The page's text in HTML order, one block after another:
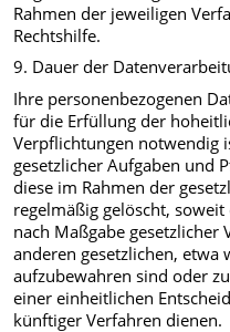
Rahmen der jeweiligen
Rechtshilfe.
9. Dauer der
Ihre personenbezogenen
für die Erfüllung der
Verpflichtungen notwendig
gesetzlicher Aufgaben und
diese im Rahmen der
regelmäßig gelöscht,
nach Maßgabe
anderen gesetzlichen, etwa
aufzubewahren sind oder
einer einheitlichen
künftiger Verfahren dienen.